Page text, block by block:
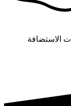
الاستضافة